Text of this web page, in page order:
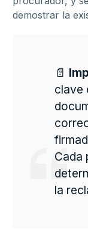
demostrar la
📄
clave
Cada
la